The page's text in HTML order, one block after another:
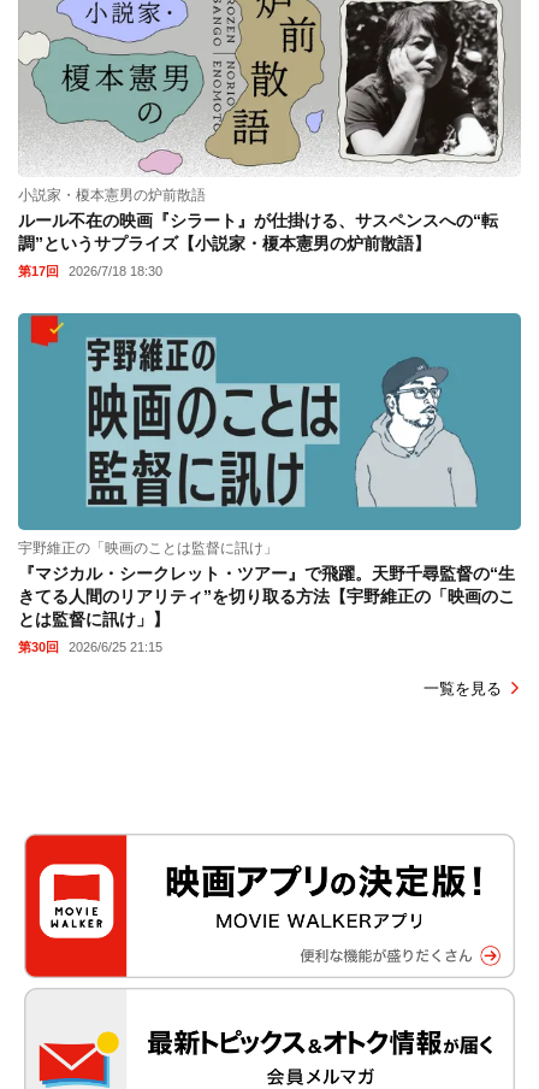
小説家・榎本憲男の炉前散語
ルール不在の映画『シラート』が仕掛ける、サスペンスへの“転
調”というサプライズ【小説家・榎本憲男の炉前散語】
第17回 2026/7/18 18:30
宇野維正の「映画のことは監督に訊け」
『マジカル・シークレット・ツアー』で飛躍。天野千尋監督の“生
きてる人間のリアリティ”を切り取る方法【宇野維正の「映画のこ
とは監督に訊け」】
第30回 2026/6/25 21:15
一覧を見る